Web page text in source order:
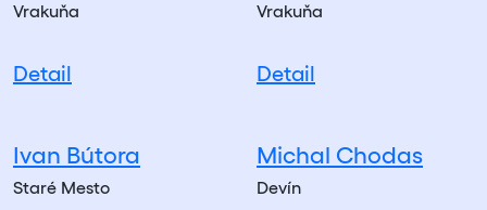
Vrakuňa
Detail
Vrakuňa
Detail
Ivan Bútora
Staré Mesto
Michal Chodas
Devín